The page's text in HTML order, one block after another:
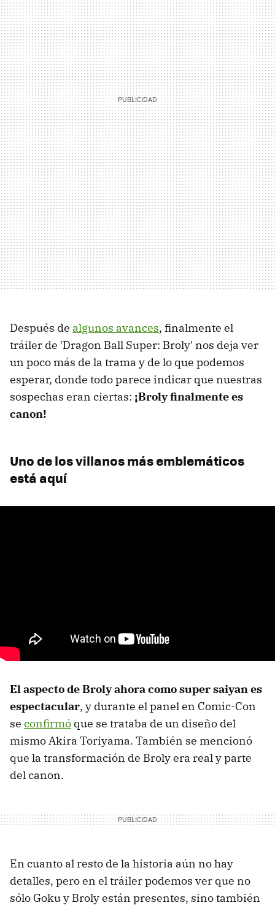
Después de algunos avances, finalmente el
tráiler de 'Dragon Ball Super: Broly' nos deja ver
un poco más de la trama y de lo que podemos
esperar, donde todo parece indicar que nuestras
sospechas eran ciertas: ¡Broly finalmente es
canon!
Uno de los villanos más emblemáticos
está aquí
El aspecto de Broly ahora como super saiyan es
espectacular, y durante el panel en Comic-Con
se confirmó que se trataba de un diseño del
mismo Akira Toriyama. También se mencionó
que la transformación de Broly era real y parte
del canon.
En cuanto al resto de la historia aún no hay
detalles, pero en el tráiler podemos ver que no
sólo Goku y Broly están presentes, sino también